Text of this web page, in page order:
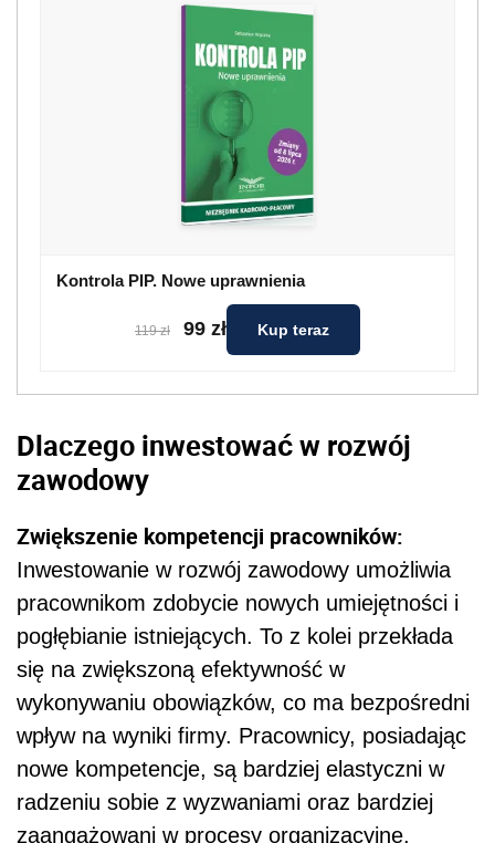
Kontrola PIP. Nowe uprawnienia
119 zł 99 zł Kup teraz
Dlaczego inwestować w rozwój
zawodowy
Zwiększenie kompetencji pracowników:
Inwestowanie w rozwój zawodowy umożliwia
pracownikom zdobycie nowych umiejętności i
pogłębianie istniejących. To z kolei przekłada
się na zwiększoną efektywność w
wykonywaniu obowiązków, co ma bezpośredni
wpływ na wyniki firmy. Pracownicy, posiadając
nowe kompetencje, są bardziej elastyczni w
radzeniu sobie z wyzwaniami oraz bardziej
zaangażowani w procesy organizacyjne.